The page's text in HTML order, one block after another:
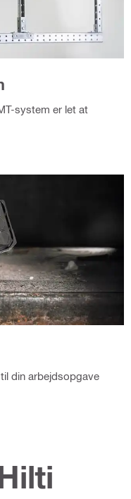
system er let at
din arbejdsopgave